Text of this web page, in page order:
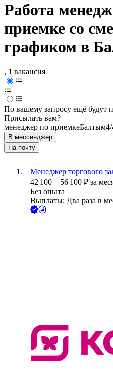
Работа
приемке со
графиком в
, 1 вакансия
По вашему запросу ещё будут
Присылать вам?
менеджер по приемкеБалтым
В мессенджер
На почту
Менеджер торгового
42 100 – 56 100 ₽ за
Без опыта
Выплаты: Два раза в